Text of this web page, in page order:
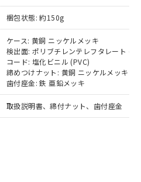
梱包状態: 約150g
ケース: 黄銅 ニッケルメッキ
検出面: ポリブチレンテレフタレート
コード: 塩化ビニル (PVC)
締めつけナット: 黄銅 ニッケルメッキ
歯付座金: 鉄 亜鉛メッキ
取扱説明書、締付ナット、歯付座金
トワーク
」をご確認
標準価格結果を当社の
第三者に漏洩または開
願いします。
（部品リスト作成サー
いただくには、I-Web
登録されている必要が
ブサイト上で当社にご
状況などにより、予定
あります。
期限
物質）のすべてが基
を示します。
状況下において有害物
、環境に深刻な影響を
味します。
。当社販売部門へお問
ん。
品を第三者に販売する
、2および3の内容を当
します。また当社は、
売に係わる関係者が違
それがある場合は、取
ません。
担当のオムロン制御
・当社販売員にご確
)
種、また在庫状況の
していない機種